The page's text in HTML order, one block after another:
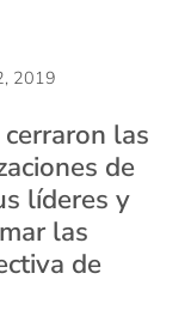
2019
las
de
líderes y
las
de